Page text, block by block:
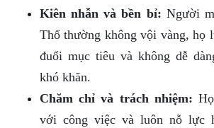
Kiên nhẫn và bền bỉ: Người
Thổ thường không vội vàng, họ
đuổi mục tiêu và không dễ
khó khăn.
Chăm chỉ và trách nhiệm:
với công việc và luôn nỗ lực